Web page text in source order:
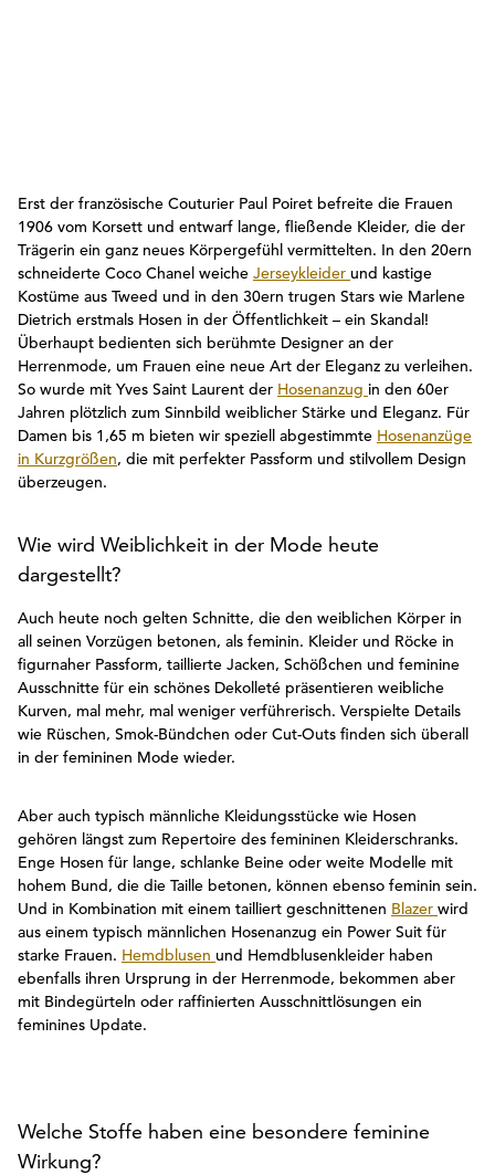
Erst der französische Couturier Paul Poiret befreite die Frauen
1906 vom Korsett und entwarf lange, fließende Kleider, die der
Trägerin ein ganz neues Körpergefühl vermittelten. In den 20ern
schneiderte Coco Chanel weiche Jerseykleider und kastige
Kostüme aus Tweed und in den 30ern trugen Stars wie Marlene
Dietrich erstmals Hosen in der Öffentlichkeit – ein Skandal!
Überhaupt bedienten sich berühmte Designer an der
Herrenmode, um Frauen eine neue Art der Eleganz zu verleihen.
So wurde mit Yves Saint Laurent der Hosenanzug in den 60er
Jahren plötzlich zum Sinnbild weiblicher Stärke und Eleganz. Für
Damen bis 1,65 m bieten wir speziell abgestimmte Hosenanzüge
in Kurzgrößen, die mit perfekter Passform und stilvollem Design
überzeugen.
Wie wird Weiblichkeit in der Mode heute
dargestellt?
Auch heute noch gelten Schnitte, die den weiblichen Körper in
all seinen Vorzügen betonen, als feminin. Kleider und Röcke in
figurnaher Passform, taillierte Jacken, Schößchen und feminine
Ausschnitte für ein schönes Dekolleté präsentieren weibliche
Kurven, mal mehr, mal weniger verführerisch. Verspielte Details
wie Rüschen, Smok-Bündchen oder Cut-Outs finden sich überall
in der femininen Mode wieder.
Aber auch typisch männliche Kleidungsstücke wie Hosen
gehören längst zum Repertoire des femininen Kleiderschranks.
Enge Hosen für lange, schlanke Beine oder weite Modelle mit
hohem Bund, die die Taille betonen, können ebenso feminin sein.
Und in Kombination mit einem tailliert geschnittenen Blazer wird
aus einem typisch männlichen Hosenanzug ein Power Suit für
starke Frauen. Hemdblusen und Hemdblusenkleider haben
ebenfalls ihren Ursprung in der Herrenmode, bekommen aber
mit Bindegürteln oder raffinierten Ausschnittlösungen ein
feminines Update.
Welche Stoffe haben eine besondere feminine
Wirkung?